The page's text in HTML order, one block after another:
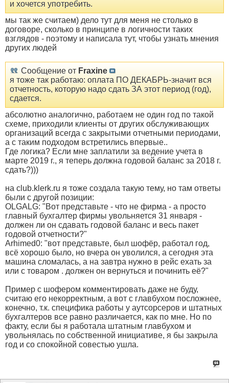
и хочется употребить.
мы так же считаем) дело тут для меня не столько в
договоре, сколько в принципе в логичности таких
взглядов - поэтому и написала тут, чтобы узнать мнения
других людей
Сообщение от Fraxine
я тоже так работаю: оплата ПО ДЕКАБРЬ-значит вся
отчетность, которую надо сдать ЗА этот период (год),
сдается.
абсолютно аналогично, работаем не один год по такой
схеме, приходили клиенты от других обслуживающих
организаций всегда с закрытыми отчетными периодами,
а с таким подходом встретились впервые..
Где логика? Если мне заплатили за ведение учета в
марте 2019 г., я теперь должна годовой баланс за 2018 г.
сдать?)))
на club.klerk.ru я тоже создала такую тему, но там ответы
были с другой позиции:
OLGALG: "Вот представьте - что не фирма - а просто
главный бухгалтер фирмы увольняется 31 января -
должен ли он сдавать годовой баланс и весь пакет
годовой отчетности?"
Arhimed0: "вот представьте, был шофёр, работал год,
всё хорошо было, но вчера он уволился, а сегодня эта
машина сломалась, а на завтра нужно в рейс ехать за
или с товаром . должен он вернуться и починить её?"
Пример с шофером комментировать даже не буду,
считаю его некорректным, а вот с главбухом посложнее,
конечно, т.к. специфика работы у аутсорсеров и штатных
бухгалтеров все равно различается, как по мне. Но по
факту, если бы я работала штатным главбухом и
увольнялась по собственной инициативе, я бы закрыла
год и со спокойной совестью ушла.